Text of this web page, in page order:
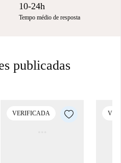
10-24h
Tempo médio de resposta
publicadas
VERIFICADA